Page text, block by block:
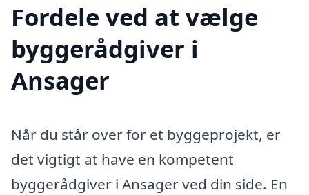
Fordele ved at vælge
byggerådgiver i
Ansager
Når du står over for et byggeprojekt, er
det vigtigt at have en kompetent
byggerådgiver i Ansager ved din side. En